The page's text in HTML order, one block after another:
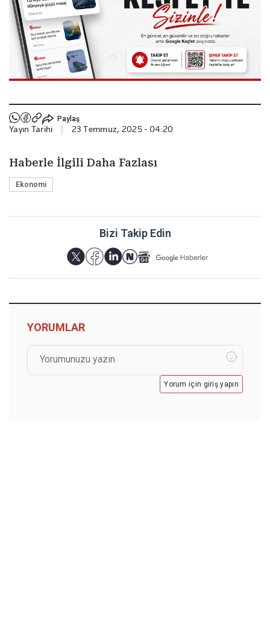
Paylaş
Yayın Tarihi 23 Temmuz, 2025 - 04:20
Haberle İlgili Daha Fazlası
Ekonomi
Bizi Takip Edin
YORUMLAR
Yorum için giriş yapın